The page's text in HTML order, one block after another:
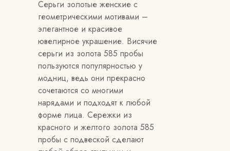
Серьги золотые женские с
геометрическими мотивами –
элегантное и красивое
ювелирное украшение. Висячие
серьги из золота 585 пробы
пользуются популярностью у
модниц, ведь они прекрасно
сочетаются со многими
нарядами и подходят к любой
форме лица. Сережки из
красного и желтого золота 585
пробы с подвеской сделают